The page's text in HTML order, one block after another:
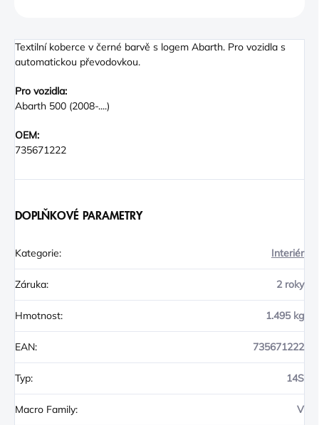
Textilní koberce v černé barvě s logem Abarth. Pro vozidla s
automatickou převodovkou.
Pro vozidla:
Abarth 500 (2008-....)
OEM:
735671222
DOPLŇKOVÉ PARAMETRY
Kategorie: Interiér
Záruka: 2 roky
Hmotnost: 1.495 kg
EAN: 735671222
Typ: 14S
Macro Family: V